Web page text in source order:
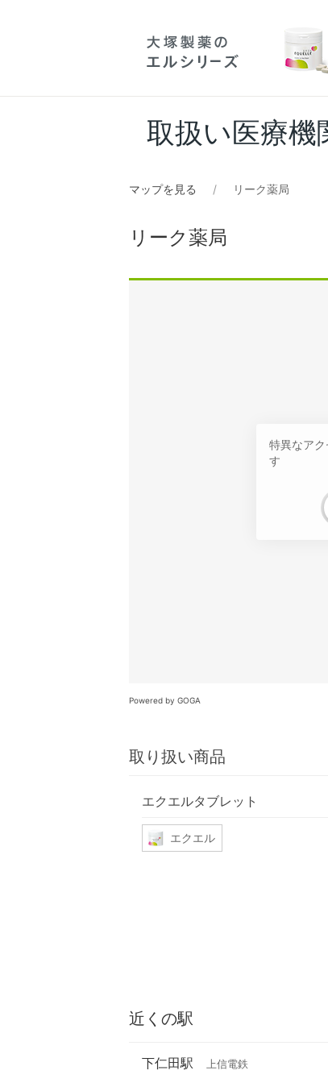
取扱い医療機
マップを見る リーク薬局
リーク薬局
特異なア
す
Powered by GOGA
取り扱い商品
エクエルタブレット
エクエル
近くの駅
下仁田駅 上信電鉄